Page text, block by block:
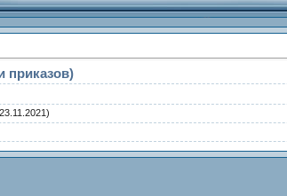
приказов)